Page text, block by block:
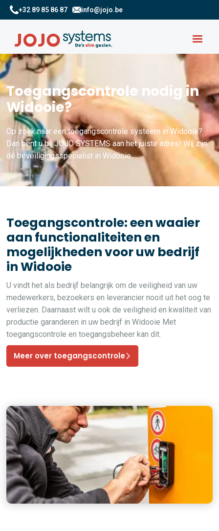
+32 89 85 86 87 info@jojo.be
Toegangscontrole nodig in
Widooie?
Op zoek naar een toegangscontrole systeem in Widooie?
Dan bent u bij JOJO SYSTEMS aan het juiste adres! Wij zijn
dé beveiligingsspecialist in Widooie.
Toegangscontrole: een waaier
aan functionaliteiten en
mogelijkheden voor uw bedrijf
in Widooie
U vindt het als bedrijf belangrijk om de veiligheid van uw
medewerkers, bezoekers en leverancier nooit uit het oog te
verliezen. Daarnaast wilt u ook de veiligheid en kwaliteit van
productie garanderen in uw bedrijf in Widooie Met
toegangscontrole en toegangsbeheer kan dit.
Meer over toegangscontrole